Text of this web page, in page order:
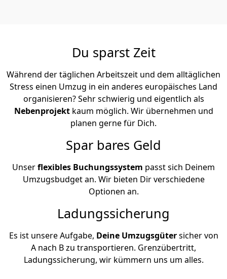
Du sparst Zeit
Während der täglichen Arbeitszeit und dem alltäglichen
Stress einen Umzug in ein anderes europäisches Land
organisieren? Sehr schwierig und eigentlich als
Nebenprojekt kaum möglich. Wir übernehmen und
planen gerne für Dich.
Spar bares Geld
Unserflexibles Buchungssystem passt sich Deinem
Umzugsbudget an. Wir bieten Dir verschiedene
Optionen an.
Ladungssicherung
Es ist unsere Aufgabe, Deine Umzugsgütersicher von
A nach B zu transportieren. Grenzübertritt,
Ladungssicherung, wir kümmern uns um alles.